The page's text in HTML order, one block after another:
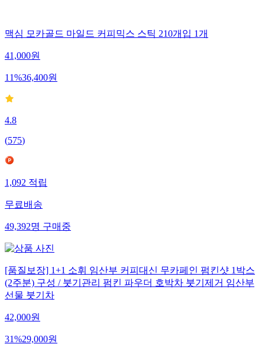
맥심 모카골드 마일드 커피믹스 스틱 210개입 1개
41,000원
11%36,400원
4.8
(575)
1,092 적립
무료배송
49,392명 구매중
[품질보장] 1+1 소휘 임산부 커피대신 무카페인 펌킨샷 1박스
(2주분) 구성 / 붓기관리 펌킨 파우더 호박차 붓기제거 임산부
선물 붓기차
42,000원
31%29,000원